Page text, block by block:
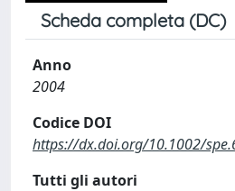
Scheda completa (DC)
Anno
2004
Codice DOI
https://dx.doi.org/10.1002/
Tutti gli autori